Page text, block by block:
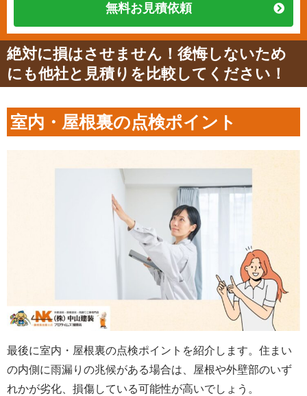
無料お見積依頼
絶対に損はさせません！後悔しないため
にも他社と見積りを比較してください！
室内・屋根裏の点検ポイント
最後に室内・屋根裏の点検ポイントを紹介します。住まい
の内側に雨漏りの兆候がある場合は、屋根や外壁部のいず
れかが劣化、損傷している可能性が高いでしょう。